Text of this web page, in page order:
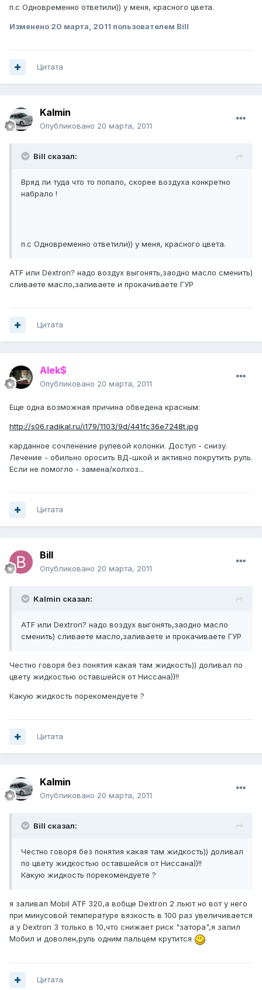
п.с Одновременно ответили)) у меня, красного цвета.
Изменено 20 марта, 2011 пользователем Bill
Цитата
Kalmin
Опубликовано 20 марта, 2011
Bill сказал:
Вряд ли туда что то попало, скорее воздуха конкретно
набрало !
п.с Одновременно ответили)) у меня, красного цвета.
ATF или Dextron? надо воздух выгонять,заодно масло сменить)
сливаете масло,заливаете и прокачиваете ГУР
Цитата
Alek$
Опубликовано 20 марта, 2011
Еще одна возможная причина обведена красным:
http://s06.radikal.ru/i179/1103/9d/441fc36e7248t.jpg
карданное сочленение рулевой колонки. Доступ - снизу.
Лечение - обильно оросить ВД-шкой и активно покрутить руль.
Если не помогло - замена/колхоз...
Цитата
Bill
Опубликовано 20 марта, 2011
Kalmin сказал:
ATF или Dextron? надо воздух выгонять,заодно масло
сменить) сливаете масло,заливаете и прокачиваете ГУР
Честно говоря без понятия какая там жидкость)) доливал по
цвету жидкостью оставшейся от Ниссана))!!
Какую жидкость порекомендуете ?
Цитата
Kalmin
Опубликовано 20 марта, 2011
Bill сказал:
Честно говоря без понятия какая там жидкость)) доливал
по цвету жидкостью оставшейся от Ниссана))!!
Какую жидкость порекомендуете ?
я заливал Mobil ATF 320,а вобще Dextron 2 льют но вот у него
при минусовой температуре вязкость в 100 раз увеличивается
а у Dextron 3 только в 10,что снижает риск "затора",я залил
Мобил и доволен,руль одним пальцем крутится
Цитата